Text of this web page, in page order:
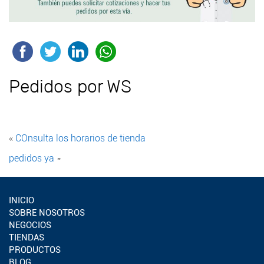
Pedidos por WS
« COnsulta los horarios de tienda
pedidos ya »
INICIO
SOBRE NOSOTROS
NEGOCIOS
TIENDAS
PRODUCTOS